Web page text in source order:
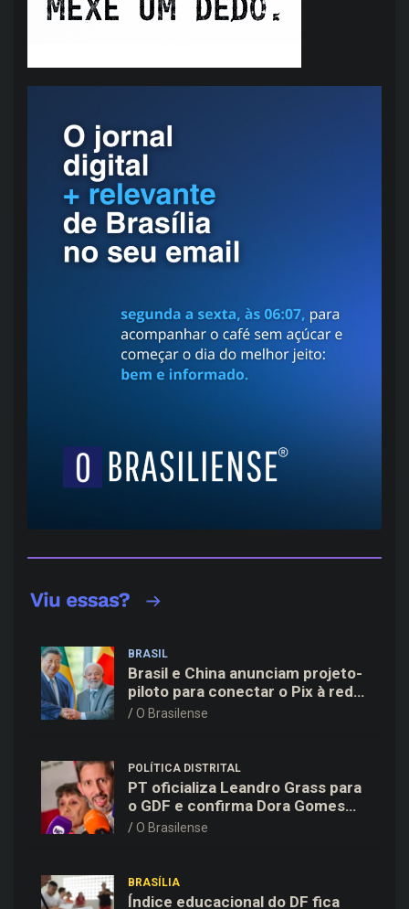
BRASIL
Brasil e China anunciam projeto-
piloto para conectar o Pix à rede
de pagamentos chinesa
O Brasilense
POLÍTICA DISTRITAL
PT oficializa Leandro Grass para
o GDF e confirma Dora Gomes
como vice na chapa majoritária
O Brasilense
BRASÍLIA
Índice educacional do DF fica